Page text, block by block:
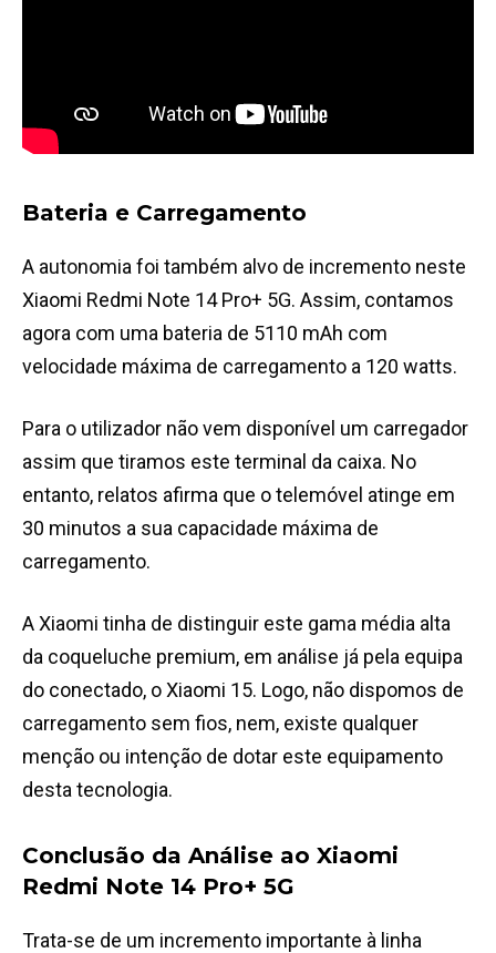
Bateria e Carregamento
A autonomia foi também alvo de incremento neste
Xiaomi Redmi Note 14 Pro+ 5G. Assim, contamos
agora com uma bateria de 5110 mAh com
velocidade máxima de carregamento a 120 watts.
Para o utilizador não vem disponível um carregador
assim que tiramos este terminal da caixa. No
entanto, relatos afirma que o telemóvel atinge em
30 minutos a sua capacidade máxima de
carregamento.
A Xiaomi tinha de distinguir este gama média alta
da coqueluche premium, em análise já pela equipa
do conectado, o Xiaomi 15. Logo, não dispomos de
carregamento sem fios, nem, existe qualquer
menção ou intenção de dotar este equipamento
desta tecnologia.
Conclusão da Análise ao Xiaomi
Redmi Note 14 Pro+ 5G
Trata-se de um incremento importante à linha